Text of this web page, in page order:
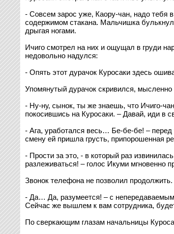
- Совсем зарос уже, Каору-чан, надо тебя
содержимом стакана. Мальчишка булькнул
дрыгая ногами.
Ичиго смотрел на них и ощущал в груди
недовольно надулся:
- Опять этот дурачок Куросаки здесь
Упомянутый дурачок скривился, мысленно
- Ну-ну, сынок, ты же знаешь, что Ичиго-
покосившись на Куросаки. – Давай, иди в
- Ага, уработался весь… Бе-бе-бе! – перед
смену ей пришла грусть, припорошенная
- Прости за это, - в который раз
разлеживаться! – голос Икуми мгновенно
Звонок телефона не позволил
- Да… Да, разумеется! – с
Сейчас же вышлем к вам сотрудника,
По сверкающим глазам начальницы